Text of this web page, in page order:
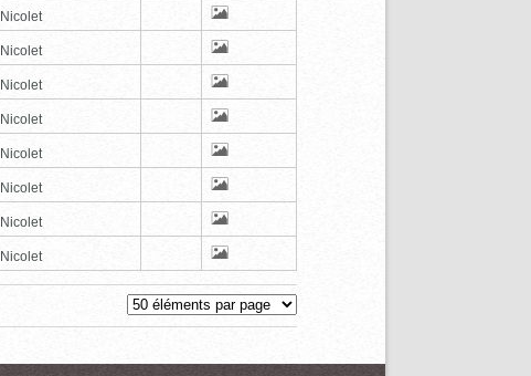
Nicolet
Nicolet
Nicolet
Nicolet
Nicolet
Nicolet
Nicolet
Nicolet